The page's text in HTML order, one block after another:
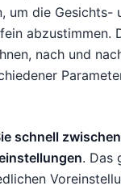
um die Gesichts-
abzustimmen.
nach und
schnell
. Das